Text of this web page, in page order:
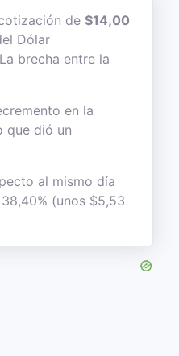
de $14,00
Dólar
brecha entre la
en la
que dió un
al mismo día
(unos $5,53